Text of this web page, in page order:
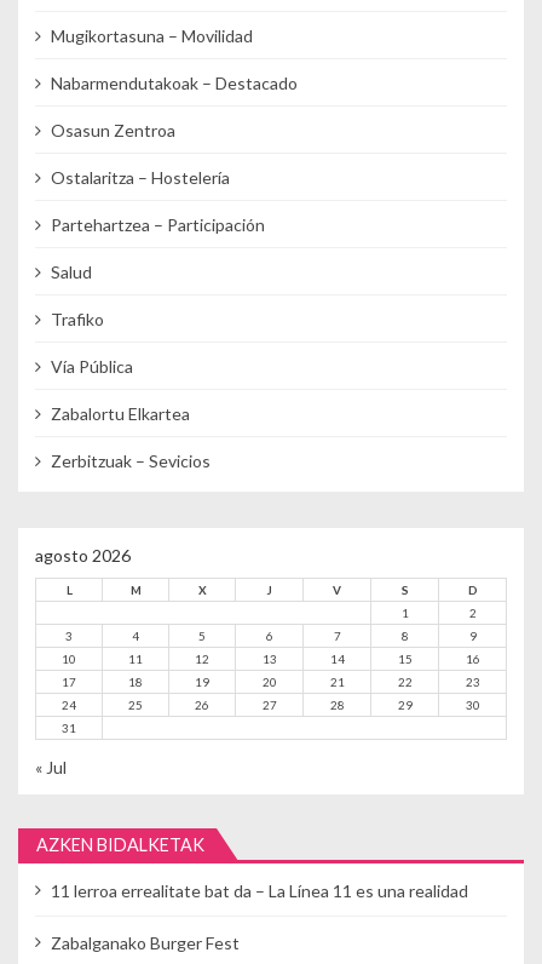
Mugikortasuna – Movilidad
Nabarmendutakoak – Destacado
Osasun Zentroa
Ostalaritza – Hostelería
Partehartzea – Participación
Salud
Trafiko
Vía Pública
Zabalortu Elkartea
Zerbitzuak – Sevicios
agosto 2026
L M X J V S
D
1
2
3
4 5 6 7 8
9
10
11 12 13 14 15
16
17
18 19 20 21 22
23
24
25 26 27 28 29
30
31
« Jul
AZKEN BIDALKETAK
11 lerroa errealitate bat da – La Línea 11 es una realidad
Zabalganako Burger Fest